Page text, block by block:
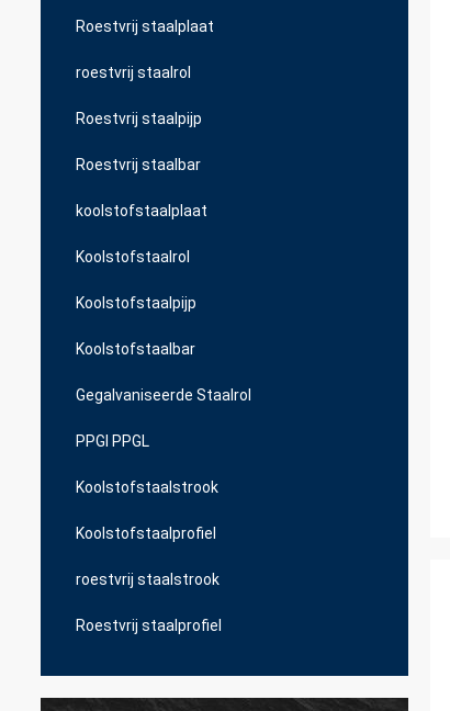
Roestvrij staalplaat
roestvrij staalrol
Roestvrij staalpijp
Roestvrij staalbar
koolstofstaalplaat
Koolstofstaalrol
Koolstofstaalpijp
Koolstofstaalbar
Gegalvaniseerde Staalrol
PPGI PPGL
Koolstofstaalstrook
Koolstofstaalprofiel
roestvrij staalstrook
Roestvrij staalprofiel